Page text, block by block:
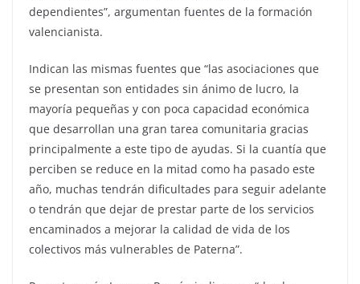
dependientes”, argumentan fuentes de la formación
valencianista.
Indican las mismas fuentes que “las asociaciones que
se presentan son entidades sin ánimo de lucro, la
mayoría pequeñas y con poca capacidad económica
que desarrollan una gran tarea comunitaria gracias
principalmente a este tipo de ayudas. Si la cuantía que
perciben se reduce en la mitad como ha pasado este
año, muchas tendrán dificultades para seguir adelante
o tendrán que dejar de prestar parte de los servicios
encaminados a mejorar la calidad de vida de los
colectivos más vulnerables de Paterna”.